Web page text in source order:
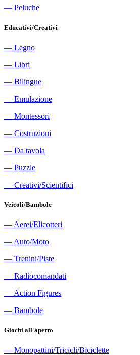
― Peluche
Educativi/Creativi
― Legno
― Libri
― Bilingue
― Emulazione
― Montessori
― Costruzioni
― Da tavola
― Puzzle
― Creativi/Scientifici
Veicoli/Bambole
― Aerei/Elicotteri
― Auto/Moto
― Trenini/Piste
― Radiocomandati
― Action Figures
― Bambole
Giochi all'aperto
― Monopattini/Tricicli/Biciclette